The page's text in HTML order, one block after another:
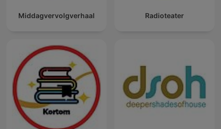
Middagvervolgverhaal Radioteater